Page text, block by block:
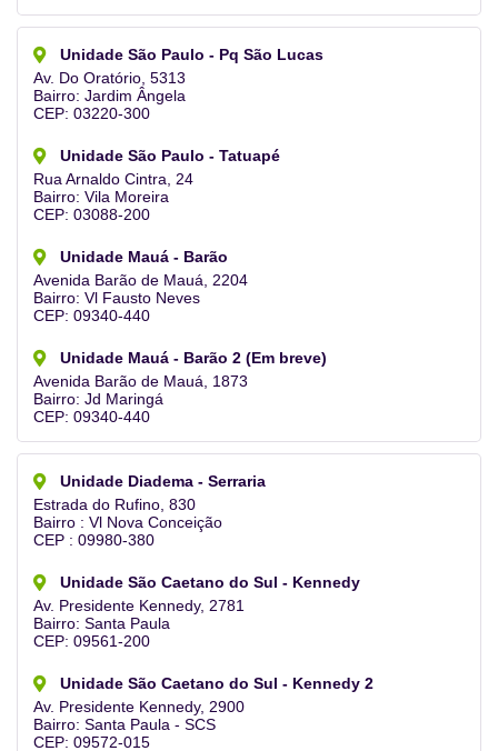
Unidade São Paulo - Pq São Lucas​
Av. Do Oratório, 5313
Bairro: Jardim Ângela
CEP: 03220-300
Unidade São Paulo - Tatuapé
Rua Arnaldo Cintra, 24
Bairro: Vila Moreira
CEP: 03088-200
Unidade Mauá - Barão
Avenida Barão de Mauá, 2204
Bairro: Vl Fausto Neves
CEP: 09340-440
Unidade Mauá - Barão 2 (Em breve)
Avenida Barão de Mauá, 1873
Bairro: Jd Maringá
CEP: 09340-440
Unidade Diadema - Serraria​
Estrada do Rufino, 830
Bairro : Vl Nova Conceição
CEP : 09980-380
Unidade São Caetano do Sul - Kennedy
Av. Presidente Kennedy, 2781
Bairro: Santa Paula
CEP: 09561-200
Unidade São Caetano do Sul - Kennedy 2
Av. Presidente Kennedy, 2900
Bairro: Santa Paula - SCS
CEP: 09572-015